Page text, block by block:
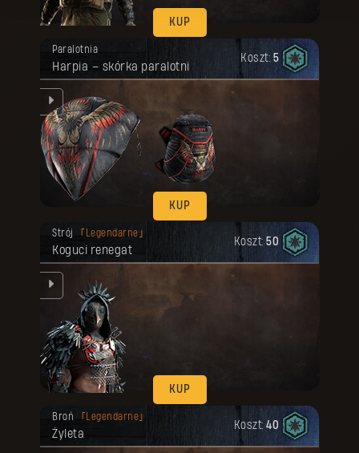
KUP
Paralotnia
Harpia – skórka paralotni
Koszt: 5
KUP
Twoja nagroda została odblokowana.
Strój Legendarne
Koguci renegat
Koszt: 50
KUP
Twoja nagroda została odblokowana.
Broń Legendarne
Żyleta
Koszt: 40
Twoja nagroda została odblokowana.